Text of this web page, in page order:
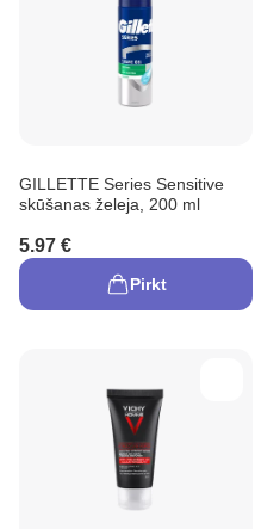
GILLETTE Series Sensitive
skūšanas želeja, 200 ml
5.97 €
Pirkt